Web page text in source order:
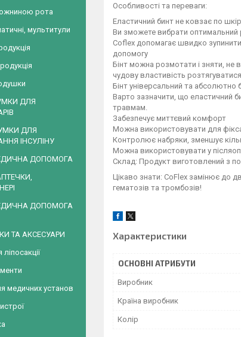
Особливості та переваги:
Еластичний бинт не ковзає по
Ви зможете вибрати оптимальний
Соflex допомагає швидко
допомогу
Бінт можна розмотати і зняти, не
чудову властивість
Бінт універсальний та абсолютно
Варто зазначити, що еластичний
травмам.
Забезпечує миттєвий комфорт
Можна використовувати для
Контролює набряки, зменшує
Можна використовувати у
Склад: Продукт виготовлений з
Цікаво знати: CoFlex замінює до
гематозів та тромбозів!
Характеристики
ОСНОВНІ АТРИБУТИ
Виробник
Країна виробник
Колір
рота
мультитули
ДЛЯ
ДЛЯ
ІНСУЛІНУ
ДОПОМОГА
ДОПОМОГА
ТА АКСЕСУАРИ
медичних установ